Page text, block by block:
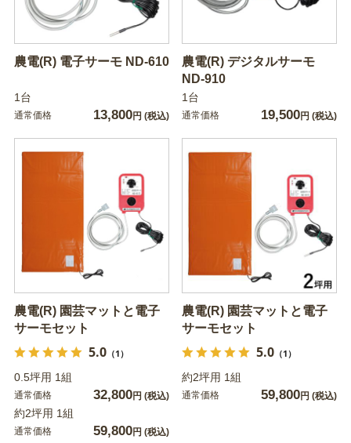
農電(R) 電子サーモ ND-610
1台
通常価格 13,800円 (税込)
農電(R) デジタルサーモ
ND-910
1台
通常価格 19,500円 (税込)
農電(R) 園芸マットと電子
サーモセット
5.0（1）
0.5坪用 1組
通常価格 32,800円 (税込)
約2坪用 1組
通常価格 59,800円 (税込)
農電(R) 園芸マットと電子
サーモセット
5.0（1）
約2坪用 1組
通常価格 59,800円 (税込)